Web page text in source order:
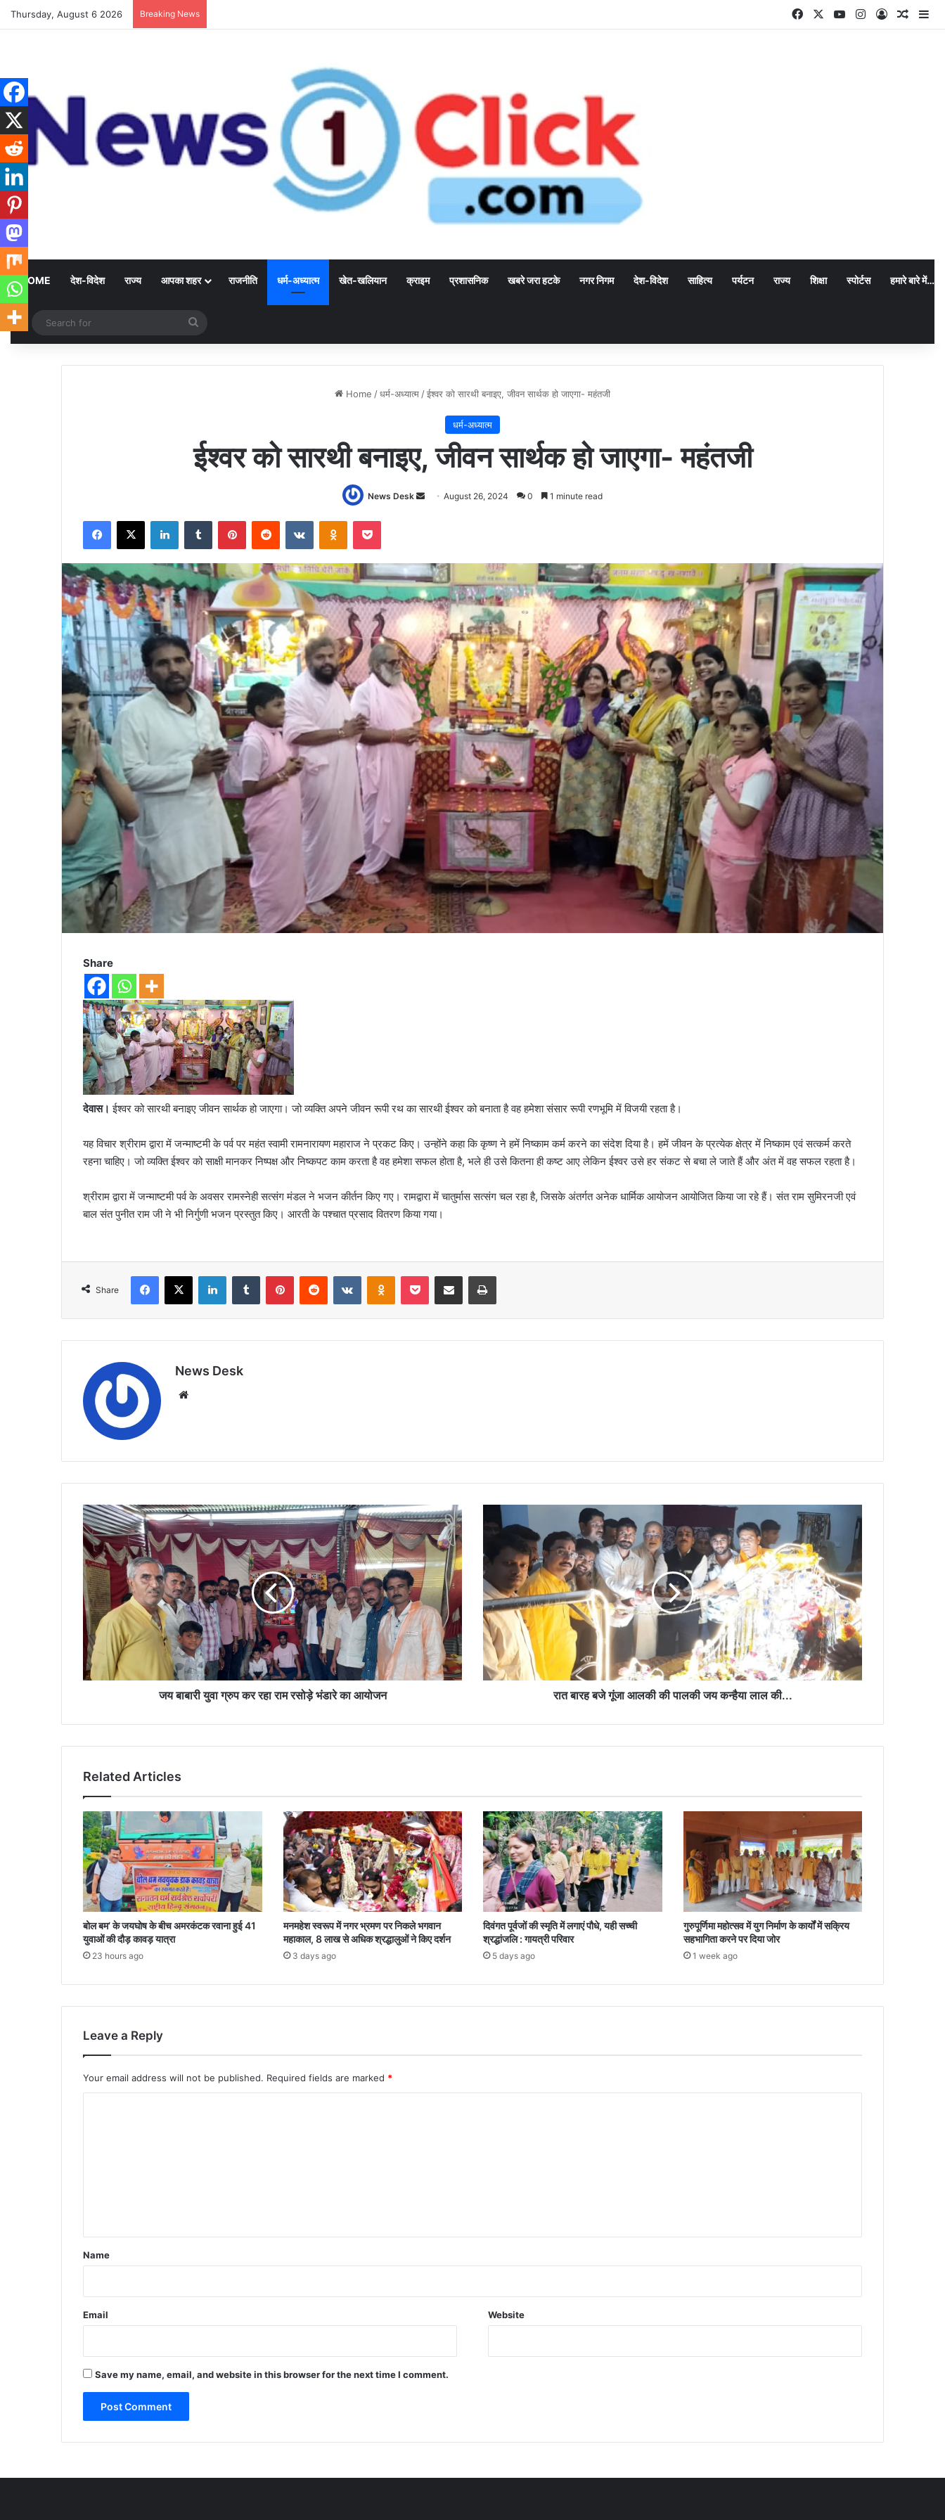
Thursday, August 6 2026 Breaking News FacebookYouTubeInstagram
Log In
HOME देश-विदेश राज्य आपका शहर राजनीति धर्म-अध्यात्म खेत-खलियान क्राइम प्रशासनिक खबरे जरा हटके नगर निगम देश-विदेश साहित्य पर्यटन राज्य शिक्षा स्पोर्टस हमारे बारे में…
Random Article
for
Home /धर्म-अध्यात्म /ईश्वर को सारथी बनाइए, जीवन सार्थक हो जाएगा- महंतजी
धर्म-अध्यात्म
ईश्वर को सारथी बनाइए, जीवन सार्थक हो जाएगा- महंतजी
News Desk
SendAugust 26, 2024 0 1 minute read
Facebook
X LinkedInTumblr PinterestReddit VKontakteOdnoklassniki
Pocket
Share
देवास। ईश्वर को सारथी बनाइए जीवन सार्थक हो जाएगा। जो व्यक्ति अपने जीवन रूपी रथ का सारथी ईश्वर को बनाता है वह हमेशा संसार रूपी रणभूमि में विजयी रहता है।
यह विचार श्रीराम द्वारा में जन्माष्टमी के पर्व पर महंत स्वामी रामनारायण महाराज ने प्रकट किए। उन्होंने कहा कि कृष्ण ने हमें निष्काम कर्म करने का संदेश दिया है। हमें जीवन के प्रत्येक क्षेत्र में निष्काम एवं सत्कर्म करते
रहना चाहिए। जो व्यक्ति ईश्वर को साक्षी मानकर निष्पक्ष और निष्कपट काम करता है वह हमेशा सफल होता है, भले ही उसे कितना ही कष्ट आए लेकिन ईश्वर उसे हर संकट से बचा ले जाते हैं और अंत में वह सफल रहता है।
श्रीराम द्वारा में जन्माष्टमी पर्व के अवसर रामस्नेही सत्संग मंडल ने भजन कीर्तन किए गए। रामद्वारा में चातुर्मास सत्संग चल रहा है, जिसके अंतर्गत अनेक धार्मिक आयोजन आयोजित किया जा रहे हैं। संत राम सुमिरनजी एवं
बाल संत पुनीत राम जी ने भी निर्गुणी भजन प्रस्तुत किए। आरती के पश्चात प्रसाद वितरण किया गया।
Share
Facebook
X LinkedInTumblr PinterestReddit VKontakteOdnoklassniki
Pocket Share via Email Print
News Desk
जय
बाबारी
युवा
ग्रुप
कर
रहा
राम
रसोड़े
भंडारे
का
आयोजन
जय बाबारी युवा ग्रुप कर रहा राम रसोड़े भंडारे का आयोजन
बारह
गूंजा
आलकी
की
पालकी
जय
कन्हैया
लाल
की...
रात बारह बजे गूंजा आलकी की पालकी जय कन्हैया लाल की...
Related Articles
बोल बम’ के जयघोष के बीच अमरकंटक रवाना हुई 41
युवाओं की दौड़ कावड़ यात्रा
23 hours ago
मनमहेश स्वरूप में नगर भ्रमण पर निकले भगवान
महाकाल, 8 लाख से अधिक श्रद्धालुओं ने किए दर्शन
3 days ago
दिवंगत पूर्वजों की स्मृति में लगाएं पौधे, यही सच्ची
श्रद्धांजलि : गायत्री परिवार
5 days ago
गुरुपूर्णिमा महोत्सव में युग निर्माण के कार्यों में सक्रिय
सहभागिता करने पर दिया जोर
1 week ago
Leave a Reply
Your email address will not be published. Required fields are marked *
*
Name
Email Website
Save my name, email, and website in this browser for the next time I comment.